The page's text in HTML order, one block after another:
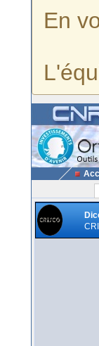
En